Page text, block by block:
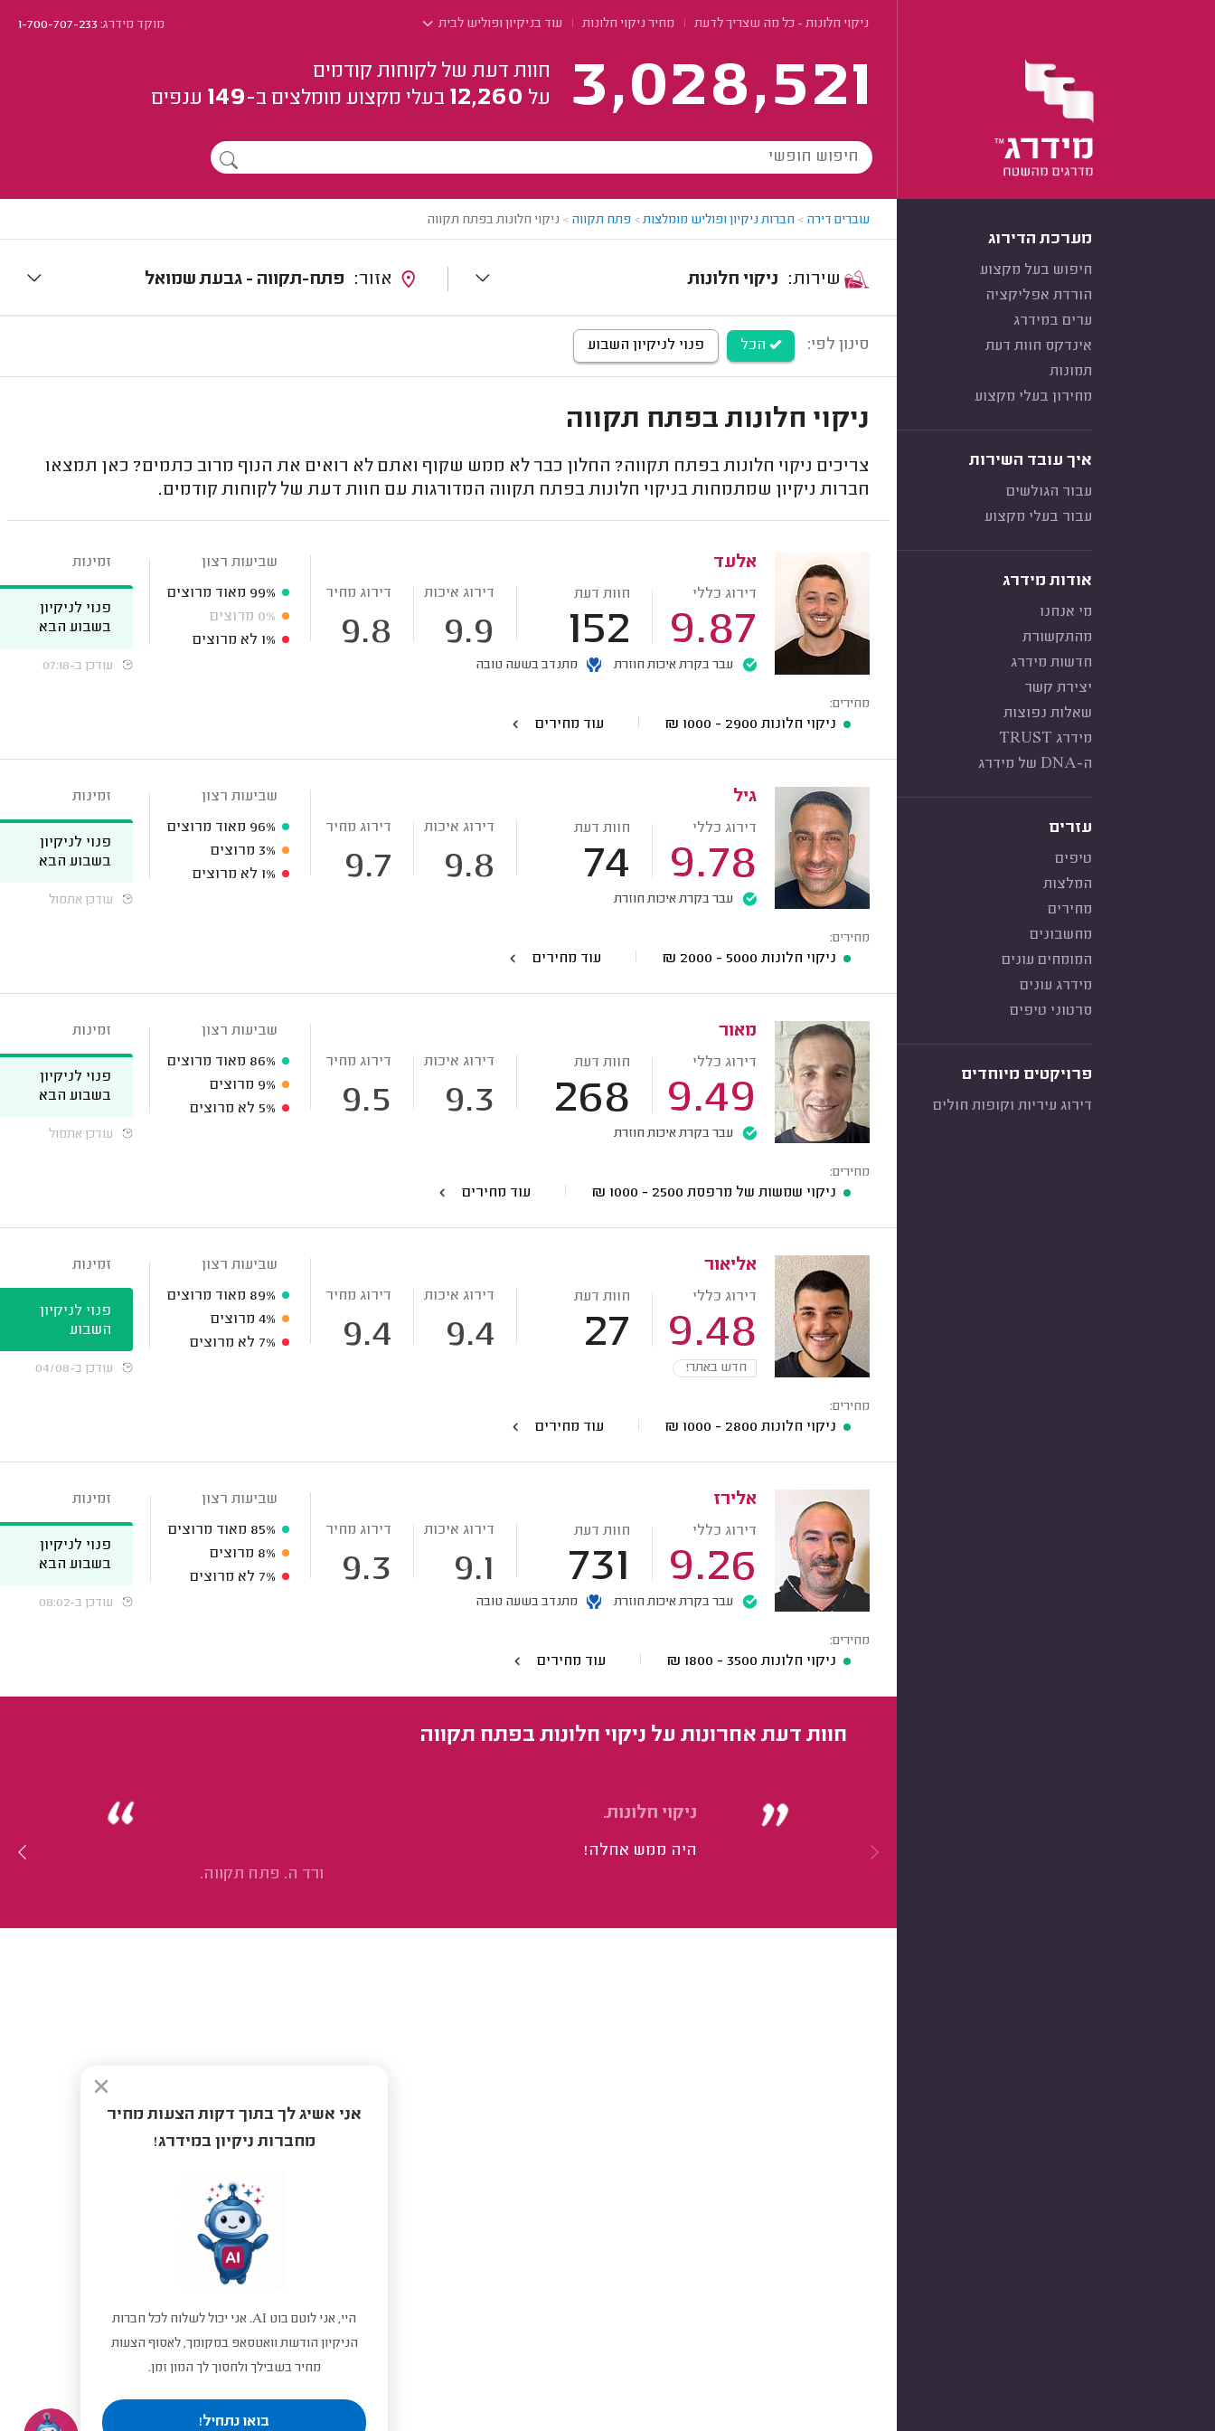
ניקוי חלונות - כל מה שצריך לדעת מחיר ניקוי חלונות עוד בניקיון ופוליש לבית מוקד מידרג:1-700-707-233
3,028,521
חוות דעת של לקוחות קודמים
על 12,260 בעלי מקצוע מומלצים ב-149 ענפים
מערכת הדירוג
חיפוש בעל מקצוע
הורדת אפליקציה
ערים במידרג
אינדקס חוות דעת
תמונות
מחירון בעלי מקצוע
איך עובד השירות
עבור הגולשים
עבור בעלי מקצוע
אודות מידרג
מי אנחנו
מהתקשורת
חדשות מידרג
יצירת קשר
שאלות נפוצות
מידרג TRUST
ה-DNA של מידרג
עזרים
טיפים
המלצות
מחירים
מחשבונים
המומחים עונים
מידרג עונים
סרטוני טיפים
פרויקטים מיוחדים
דירוג עיריות וקופות חולים
עוברים דירה > חברות ניקיון ופוליש מומלצות> פתח תקווה > ניקוי חלונות בפתח תקווה
ניקוי חלונות פתח-תקווה - גבעת שמואל
אני אשיג לך בתוך דקות הצעות מחיר
מחברות ניקיון במידרג!
היי, אני לוטם בוט AI. אני יכול לשלוח לכל חברות
הניקיון הודעות וואטסאפ במקומך, לאסוף הצעות
מחיר בשבילך ולחסוך לך המון זמן.
בואו נתחיל!
סינון לפי: הכל פנוי לניקיון השבוע
ניקוי חלונות בפתח תקווה
צריכים ניקוי חלונות בפתח תקווה? החלון כבר לא ממש שקוף ואתם לא רואים את הנוף מרוב כתמים? כאן תמצאו
חברות ניקיון שמתמחות בניקוי חלונות בפתח תקווה המדורגות עם חוות דעת של לקוחות קודמים.
אלעד
דירוג כללי
9.87
חוות דעת
152
דירוג איכות
9.9
דירוג מחיר
9.8
עבר בקרת איכות חוזרת מתנדב בשעה טובה
שביעות רצון
99% מאוד מרוצים
0% מרוצים
1% לא מרוצים
זמינות
פנוי לניקיון
בשבוע הבא
עודכן ב-07:18
מחירים:
ניקוי חלונות 2900 - 1000
₪ עוד מחירים
גיל
דירוג כללי
9.78
חוות דעת
74
דירוג איכות
9.8
דירוג מחיר
9.7
עבר בקרת איכות חוזרת
שביעות רצון
96% מאוד מרוצים
3% מרוצים
1% לא מרוצים
זמינות
פנוי לניקיון
בשבוע הבא
עודכן אתמול
מחירים:
ניקוי חלונות 5000 - 2000
₪ עוד מחירים
מאור
דירוג כללי
9.49
חוות דעת
268
דירוג איכות
9.3
דירוג מחיר
9.5
עבר בקרת איכות חוזרת
שביעות רצון
86% מאוד מרוצים
9% מרוצים
5% לא מרוצים
זמינות
פנוי לניקיון
בשבוע הבא
עודכן אתמול
מחירים:
ניקוי שמשות של מרפסת 2500 - 1000
₪ עוד מחירים
אליאור
דירוג כללי
9.48
חוות דעת
27
דירוג איכות
9.4
דירוג מחיר
9.4
חדש באתר!
שביעות רצון
89% מאוד מרוצים
4% מרוצים
7% לא מרוצים
זמינות
פנוי לניקיון
השבוע
עודכן ב-04/08
מחירים:
ניקוי חלונות 2800 - 1000
₪ עוד מחירים
אלירז
דירוג כללי
9.26
חוות דעת
731
דירוג איכות
9.1
דירוג מחיר
9.3
עבר בקרת איכות חוזרת מתנדב בשעה טובה
שביעות רצון
85% מאוד מרוצים
8% מרוצים
7% לא מרוצים
זמינות
פנוי לניקיון
בשבוע הבא
עודכן ב-08:02
מחירים:
ניקוי חלונות 3500 - 1800
₪ עוד מחירים
חוות דעת אחרונות על ניקוי חלונות בפתח תקווה
ניקוי חלונות.
היה ממש אחלה!
ורד ה. פתח תקווה.